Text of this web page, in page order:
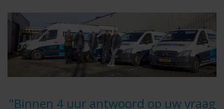
"Binnen 4 uur antwoord op uw vraag